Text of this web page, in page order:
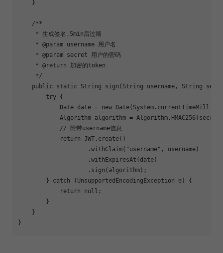
    }
/**
     * 生成签名,5min后过期
     *
@param username 用户名
     *
@param secret 用户的密码
     *
@return 加密的token
     */
public
static String sign (String username, String
try {
            Date date =
new
Algorithm algorithm =
// 附带username信息
return JWT.create()
                    .withClaim(
"username" , username)
                    .withExpiresAt(date)
                    .sign(algorithm);
        }
catch (UnsupportedEncodingException e) {
return
null ;
        }
    }